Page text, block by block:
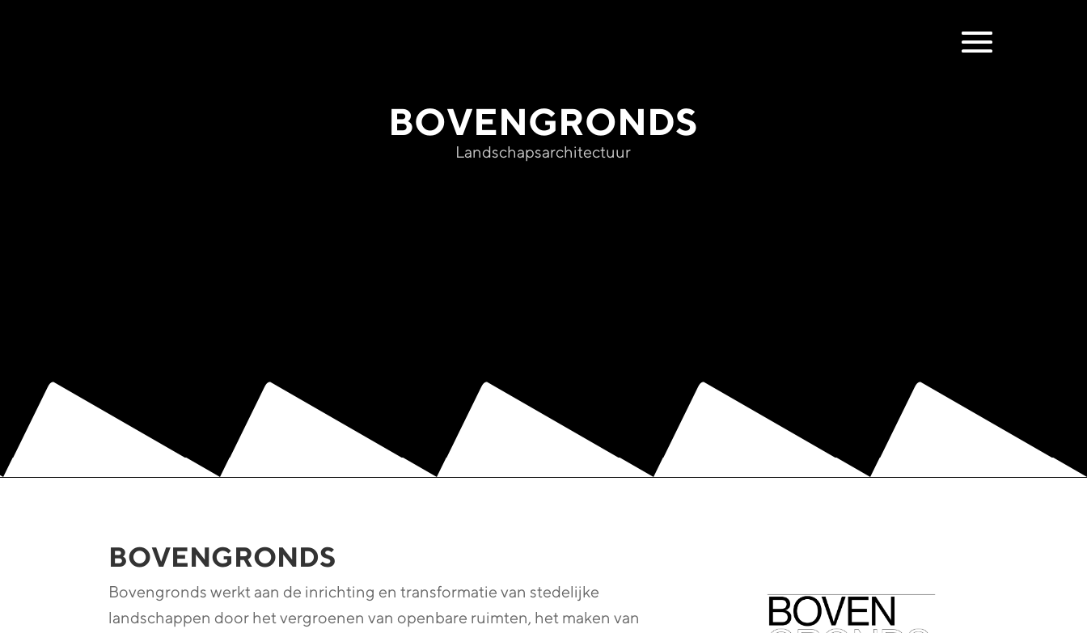
BOVENGRONDS
Landschapsarchitectuur
BOVENGRONDS
Bovengronds werkt aan de inrichting en transformatie van stedelijke
landschappen door het vergroenen van openbare ruimten, het maken van